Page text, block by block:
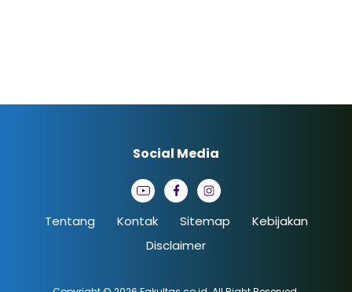
Tentang Kontak Sitemap
Kebijakan
Disclaimer
Social Media